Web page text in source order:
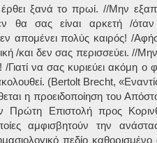
ξανά το πρωί. //Μην
θα σας είναι αρκετή /
απομένει πολύς καιρός! /
/και δεν σας περισσεύει. //
να σας κυριεύει ακόμη ο
(Bertolt Brecht,
η προειδοποίηση του
Πρώτη Επιστολή προς
αμφισβητούν την
πεδίο καθορισμένο